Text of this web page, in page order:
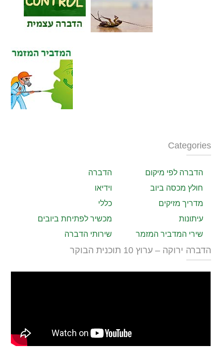
Categories
הדברה
הדברה לפי מיקום
וידיאו
חולץ מכסה ביוב
כללי
מדריך מזיקים
מכשיר לפתיחת ביובים
עיתונות
שירותי הדברה
שירי המדביר המזמר
הדברה ירוקה – ערוץ 10 תוכנית הבוקר